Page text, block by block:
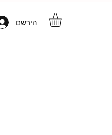
הירשם